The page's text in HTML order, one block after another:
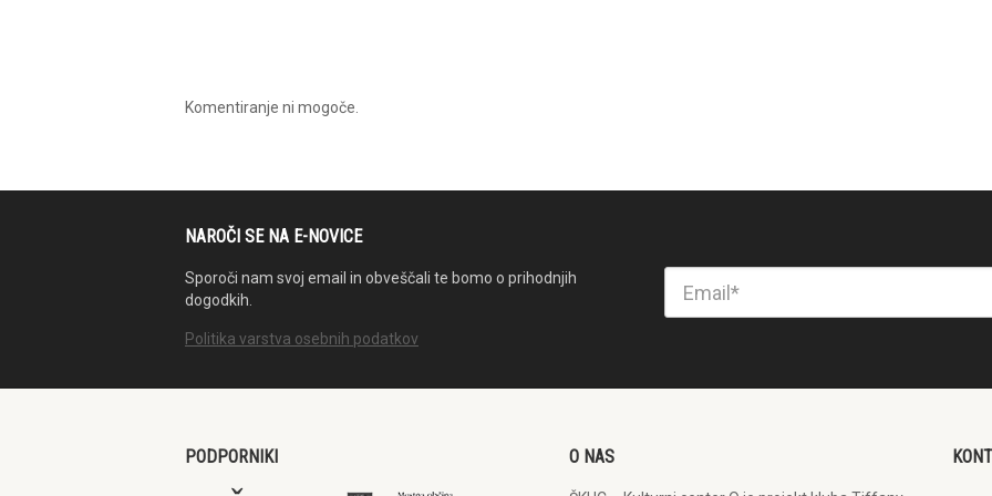
Komentiranje ni mogoče.
NAROČI SE NA E-NOVICE
Sporoči nam svoj email in obveščali te bomo o prihodnjih
dogodkih.
Politika varstva osebnih podatkov
PODPORNIKI O NAS